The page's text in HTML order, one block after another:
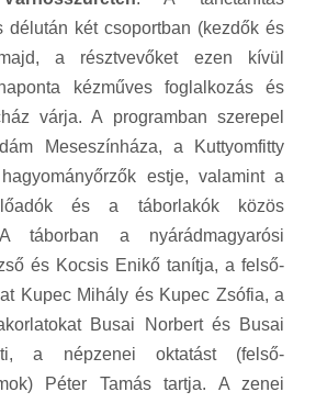
délután két csoportban (kezdők és
a résztvevőket ezen kívül
kézműves foglalkozás és
várja. A programban szerepel
Meseszínháza, a Kuttyomfitty
estje, valamint a
és a táborlakók közös
A táborban a nyárádmagyarósi
és Kocsis Enikő tanítja, a felső-
Kupec Mihály és Kupec Zsófia, a
Busai Norbert és Busai
a népzenei oktatást (felső-
Péter Tamás tartja. A zenei